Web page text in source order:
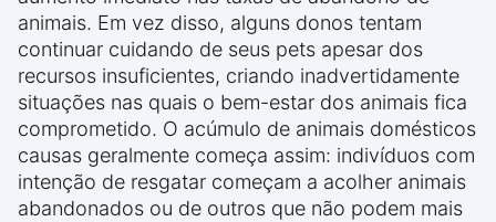
animais. Em vez disso, alguns donos tentam
continuar cuidando de seus pets apesar dos
recursos insuficientes, criando inadvertidamente
situações nas quais o bem-estar dos animais fica
comprometido. O acúmulo de animais domésticos
causas geralmente começa assim: indivíduos com
intenção de resgatar começam a acolher animais
abandonados ou de outros que não podem mais